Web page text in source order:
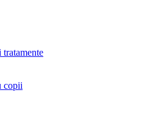
copii